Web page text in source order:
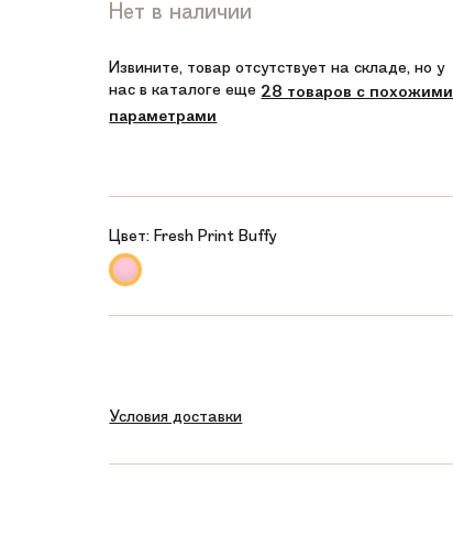
Нет в наличии
Извините, товар отсутствует на складе, но у
нас в каталоге еще 28 товаров с похожими
параметрами
Цвет:Fresh Print Buffy
Условия доставки